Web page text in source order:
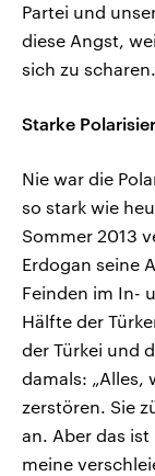
Partei und
diese Angst,
sich zu
Starke
Nie war die
so stark wie
Sommer 2013
Erdogan seine
Feinden im In-
Hälfte der
der Türkei und
damals: „Alles,
zerstören. Sie
an. Aber das
meine